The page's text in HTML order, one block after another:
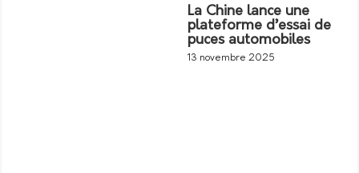
La Chine lance une
plateforme d’essai de
puces automobiles
13 novembre 2025